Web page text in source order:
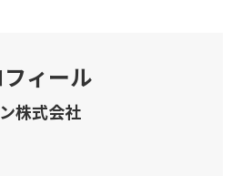
ィール
株式会社